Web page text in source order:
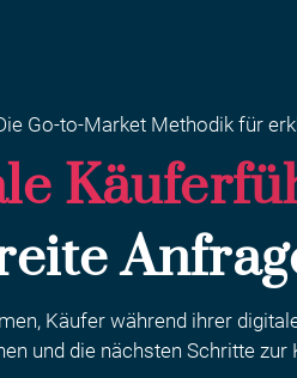
Go-to-Market Methodik für
Käufer während ihrer
und die nächsten Schritte